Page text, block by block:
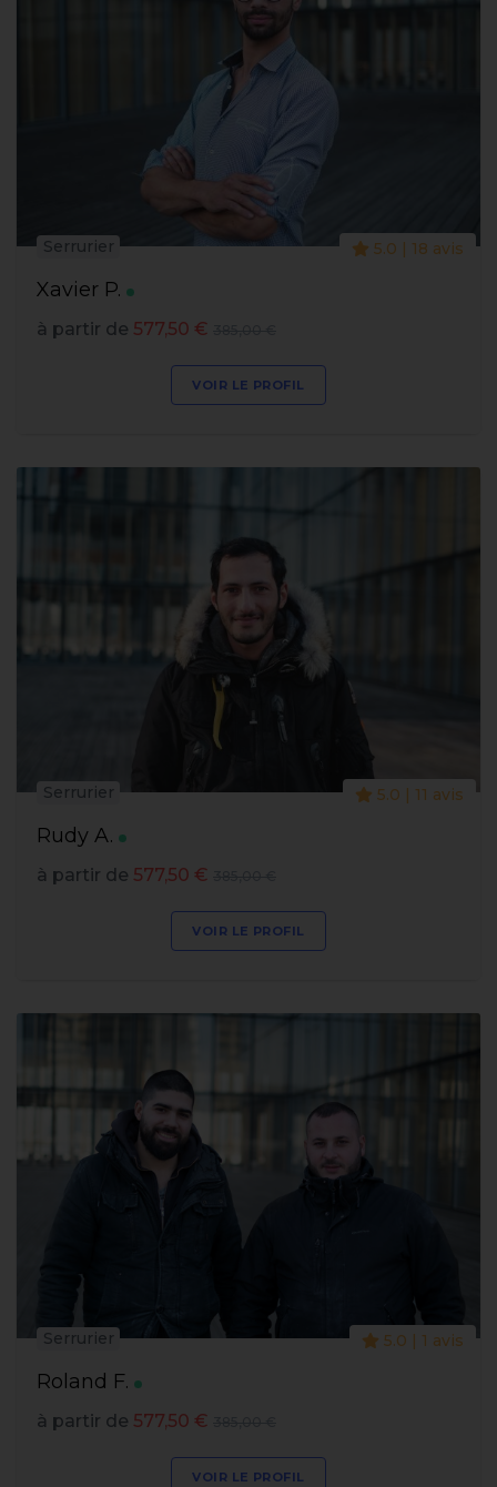
Xavier P.
Serrurier 5.0 | 18 avis
à partir de 577,50 €
VOIR LE PROFIL
Rudy A.
Serrurier 5.0 | 11 avis
à partir de 577,50 €
VOIR LE PROFIL
Roland F.
Serrurier 5.0 | 1 avis
à partir de 577,50 €
VOIR LE PROFIL